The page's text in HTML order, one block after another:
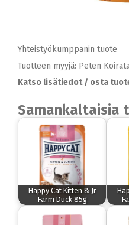
Yhteistyökumppanin tuote
Tuotteen myyjä: Peten
Katso lisätiedot / osta
Samankaltaisia
Happy Cat Kitten & Jr
Farm Duck 85g